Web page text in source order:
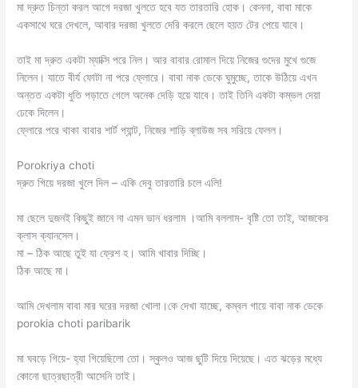
মা দ্রুত চিন্তা করল আগে দরজা খুলতে হবে যত তারতারি হোক। কেননা, বাবা মাকে
একসাথে ঘরে দেখলে, আবার দরজা খুলতে দেরি করলে ছেলে হয়ত টের পেয়ে যাবে।
তাই মা দ্রুত একটা ম্যাক্সি পরে নিল। আর বাবার রোমাল দিয়ে নিজের গুদের মুখে গুজে
নিলেন। যাতে বীর্য ফোটা না পরে ফ্লোরে। বাবা নাক ডেকে ঘুমুচ্ছে, তাকে উঠিয়ে এখন
অন্তত একটা ধুতি পড়াতে গেলে অনেক দেড়ি হয়ে যাবে। তাই তিনি একটা কম্ভল দেয়া
ঢেকে দিলেন।
ফ্লোরে পরে থাকা বাবার শার্ট প্যান্ট, নিজের শাড়ি ব্লাউজ সব সরিয়ে ফেলল।
Porokriya choti
দ্রুত গিয়ে দরজা খুলে দিল – একি দেবু তারতারি চলে এলি!
মা ছেলে দুজনই কিছুই জানে না এমন ভান ধরলাম ।আমি বললাম- বৃষ্টি তো তাই, আজকের
ক্লাস ক্যানসেল।
মা – ঠিক আছে তুই যা ফ্রেশ হ। আমি খাবার দিচ্ছি।
ঠিক আছে মা।
আমি দেখলাম বাবা মার ঘরের দরজা খোলা।কে দেখা যাচ্ছে, কম্বল গায়ে বাবা নাক ডেকে
porokia choti paribarik
মা ঘবড়ে গিয়ে- হ্যা গিয়েছিলো তো। স্কুলও আজ ছুটি দিয়ে দিয়েছে। এত ঝড়ের মধ্যে
কোনো ছাত্রছাত্রী আসেনি তাই।